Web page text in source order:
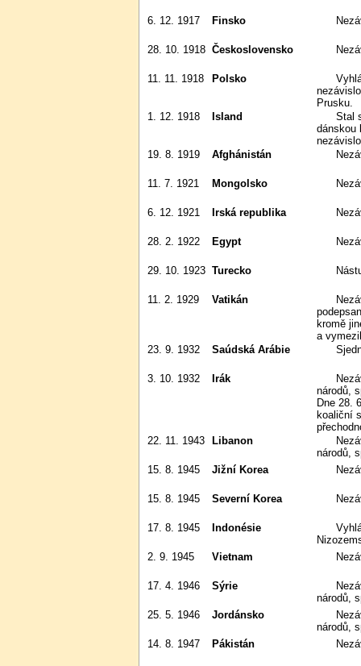
6. 12. 1917 Finsko
28. 10. 1918 Československo
11. 11. 1918 Polsko
Vyhlášena nezávislá republika,
Prusku.
1. 12. 1918
Island
Stal se suverénním státem pod
dánskou
19. 8. 1919
Afghánistán
11. 7. 1921 Mongolsko
6. 12. 1921 Irská republika
28. 2. 1922 Egypt
29. 10. 1923 Turecko
11. 2. 1929 Vatikán
Nezávislost na Itálii. Tři smlouvy
kromě
a
23. 9. 1932
Saúdská Arábie
3. 10. 1932 Irák
Nezávislost na mandátu Společnosti
národů,
Dne 28.
koaliční
22. 11. 1943
Libanon
Nezávislost na mandátu Společnosti
národů,
15. 8. 1945
Jižní Korea
15. 8. 1945 Severní Korea
17. 8. 1945 Indonésie
Vyhlášena nezávislost; 27. 12. 1949
2. 9. 1945
Vietnam
17. 4. 1946 Sýrie
Nezávislost na mandátu Společnosti
národů,
25. 5. 1946
Jordánsko
Nezávislost na mandátu Společnosti
národů,
14. 8. 1947
Pákistán